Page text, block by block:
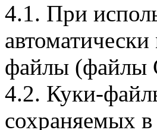
4.1. При
файлы (файлы
4.2. Куки-
сохраняемых